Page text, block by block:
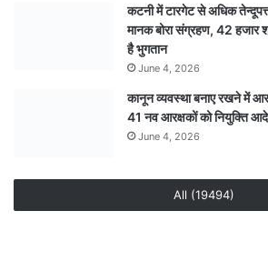
कटनी में टारगेट से अधिक
मानक बोरा संग्रहण, 42 हजार
है भुगतान
June 4, 2026
कानून व्यवस्था बनाए रखने में
41 नव आरक्षकों को नियुक्ति
June 4, 2026
All (19494)